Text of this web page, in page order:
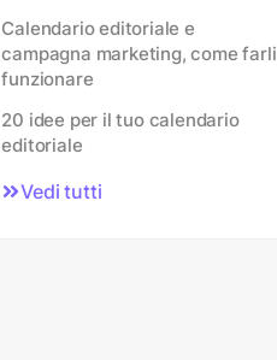
Calendario editoriale e
campagna marketing, come farli
funzionare
20 idee per il tuo calendario
editoriale
Vedi tutti